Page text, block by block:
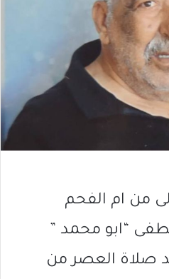
من ام الفحم
“ابو محمد ”
صلاة العصر من